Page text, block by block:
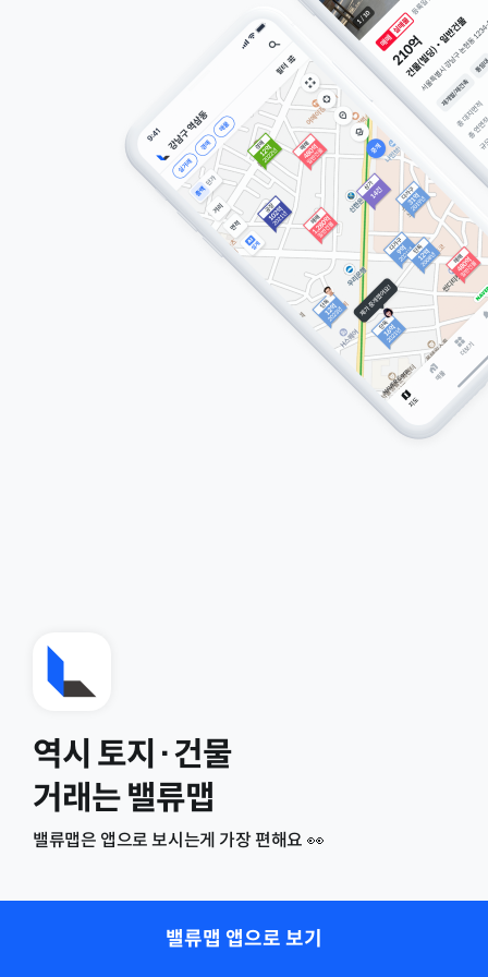
역시 토지·건물
거래는 밸류맵
밸류맵은 앱으로 보시는게 가장 편해요 👀
밸류맵 앱으로 보기